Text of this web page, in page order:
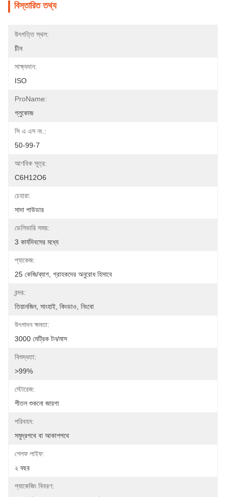
বিস্তারিত তথ্য
উৎপত্তি স্থল:
চীন
সাক্ষ্যদান:
ISO
ProName:
গ্লুকোজ
সি এ এস নং.:
50-99-7
আণবিক সূত্র:
C6H12O6
চেহারা:
সাদা পাউডার
ডেলিভারি সময়:
3 কার্যদিবসের মধ্যে
প্যাকেজ:
25 কেজি/ব্যাগ, গ্রাহকদের অনুরোধ হিসাবে
বন্দর:
তিয়ানজিন, সাংহাই, কিংডাও, নিংবো
উৎপাদন ক্ষমতা:
3000 মেট্রিক টন/মাস
বিশুদ্ধতা:
>99%
স্টোরেজ:
শীতল শুকনো জায়গা
পরিবহন:
সমুদ্রপথে বা আকাশপথে
শেলফ লাইফ:
২ বছর
প্যাকেজিং বিবরণ: